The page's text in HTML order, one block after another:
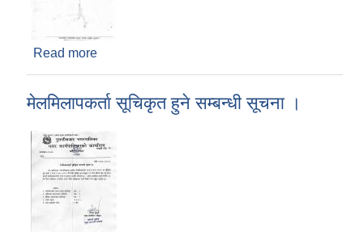
Read more
मेलमिलापकर्ता सूचिकृत हुने सम्बन्धी सूचना ।